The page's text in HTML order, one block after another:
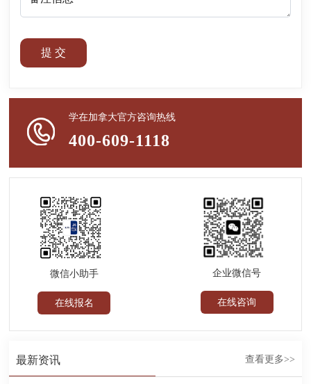
提 交
学在加拿大官方咨询热线
400-609-1118
微信小助手
在线报名
企业微信号
在线咨询
最新资讯 查看更多>>